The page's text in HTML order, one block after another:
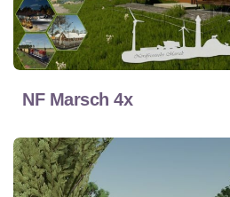
NF Marsch 4x